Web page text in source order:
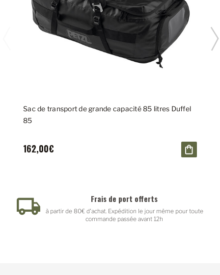
Sac de transport de grande capacité 85 litres Duffel
85
162,00€
Frais de port offerts
à partir de 80€ d'achat. Expédition le jour même pour toute
commande passée avant 12h